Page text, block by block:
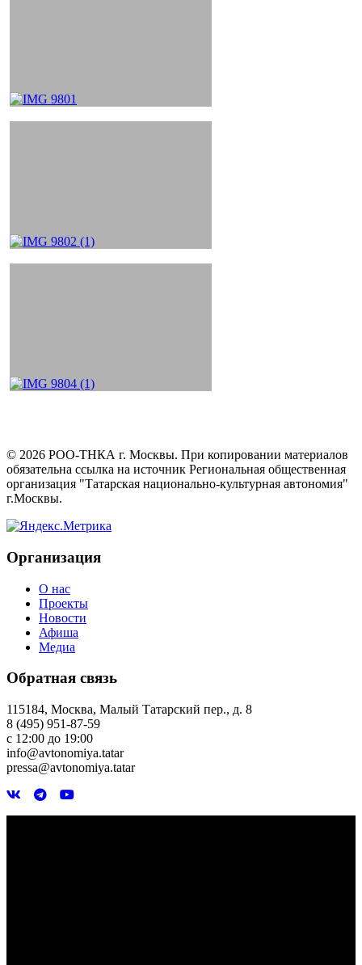
© 2026 РОО-ТНКА г. Москвы. При копировании материалов
обязательна ссылка на источник Региональная общественная
организация "Татарская национально-культурная автономия"
г.Москвы.
Организация
О нас
Проекты
Новости
Афиша
Медиа
Обратная связь
115184, Москва, Малый Татарский пер., д. 8
8 (495) 951-87-59
с 12:00 до 19:00
info@avtonomiya.tatar
pressa@avtonomiya.tatar